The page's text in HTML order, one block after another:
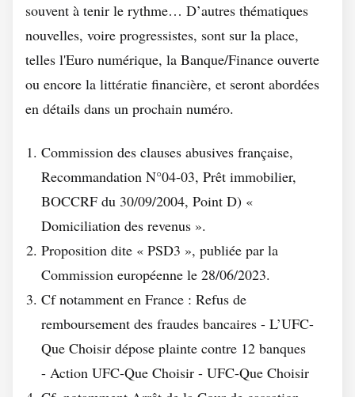
souvent à tenir le rythme… D’autres thématiques
nouvelles, voire progressistes, sont sur la place,
telles l'Euro numérique, la Banque/Finance ouverte
ou encore la littératie financière, et seront abordées
en détails dans un prochain numéro.
Commission des clauses abusives française,
Recommandation N°04-03, Prêt immobilier,
BOCCRF du 30/09/2004, Point D) «
Domiciliation des revenus ».
Proposition dite « PSD3 », publiée par la
Commission européenne le 28/06/2023.
Cf notamment en France : Refus de
remboursement des fraudes bancaires - L’UFC-
Que Choisir dépose plainte contre 12 banques
- Action UFC-Que Choisir - UFC-Que Choisir